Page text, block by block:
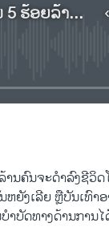
ເຊີນຟັງລາຍງານ ອົງການ WHO ກ່າວວ່າ 1 ພັນ 5 ຮ້ອຍລ້ານຄົນ ຈະມີບັນຫາ ໃນດ້ານການໄດ້ຍິນ ຢູ່ໃນທົ່ວໂລກ
ນຄົນຈະດຳລົງຊີວິ
ຍັງເລີຍ ຫຼືບັນເທົາ
ຳບັດທາງດ້ານການ